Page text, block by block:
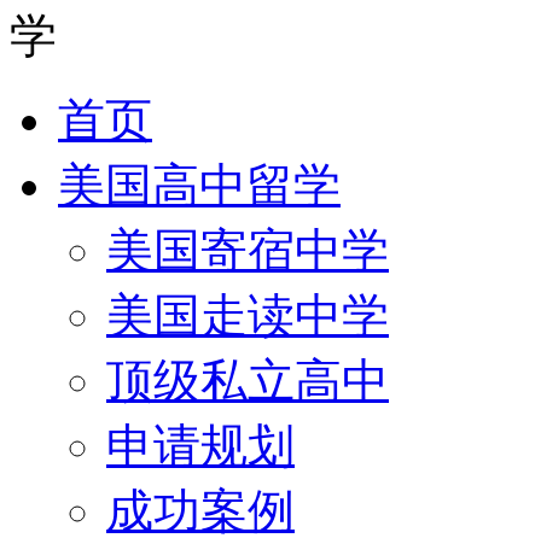
首页
美国高中留学
美国寄宿中学
美国走读中学
顶级私立高中
申请规划
成功案例